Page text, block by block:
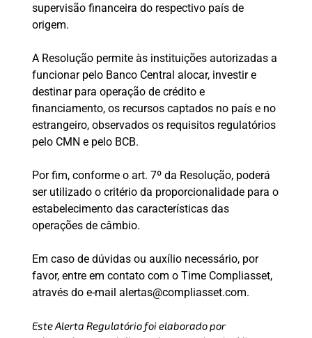
supervisão financeira do respectivo país de
origem.
A Resolução permite às instituições autorizadas a
funcionar pelo Banco Central alocar, investir e
destinar para operação de crédito e
financiamento, os recursos captados no país e no
estrangeiro, observados os requisitos regulatórios
pelo CMN e pelo BCB.
Por fim, conforme o art. 7º da Resolução, poderá
ser utilizado o critério da proporcionalidade para o
estabelecimento das características das
operações de câmbio.
Em caso de dúvidas ou auxílio necessário, por
favor, entre em contato com o Time Compliasset,
através do e-mail alertas@compliasset.com.
Este Alerta Regulatório foi elaborado por